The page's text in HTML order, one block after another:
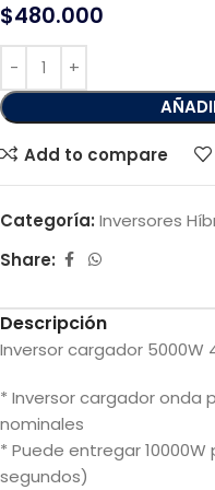
$480.000
Add to compare
Categoría: Inversores
Share:
Descripción
Inversor cargador 5000W
* Inversor cargador onda
nominales
* Puede entregar
segundos)